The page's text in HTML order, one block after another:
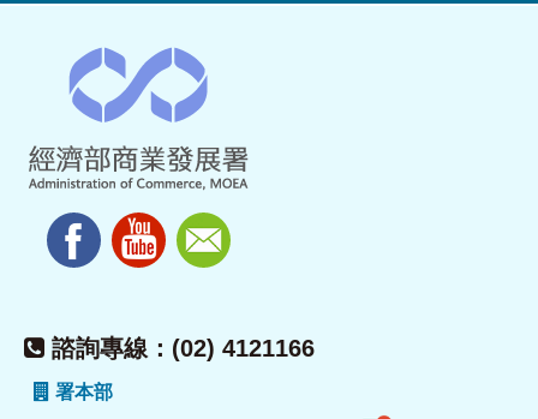
諮詢專線：(02) 4121166
署本部